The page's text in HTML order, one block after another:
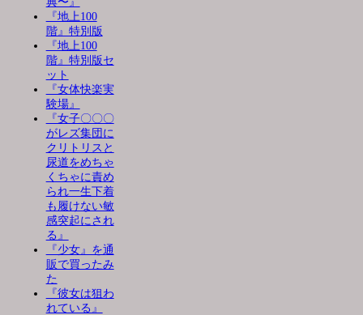
『地上100
階』特別版
『地上100
階』特別版セ
ット
『女体快楽実
験場』
『女子〇〇〇
がレズ集団に
クリトリスと
尿道をめちゃ
くちゃに責め
られ一生下着
も履けない敏
感突起にされ
る』
『少女』を通
販で買ったみ
た
『彼女は狙わ
れている』